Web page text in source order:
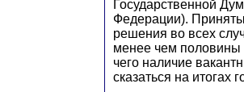
Государственной
Федерации).
решения во всех
менее чем половины
чего наличие
сказаться на итогах